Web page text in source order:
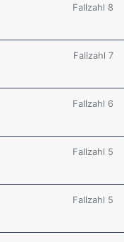
Fallzahl 8
Fallzahl 7
Fallzahl 6
Fallzahl 5
Fallzahl 5